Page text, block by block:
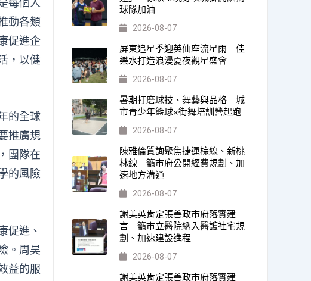
動各類
促進企
，以健
的全球
推廣規
團隊在
的風險
促進、
。周昊
益的服
球隊加油
2026-08-07
屏東追星季迎英仙座流星雨 佳
樂水打造浪漫夏夜觀星盛會
2026-08-07
暑期打磨球技、舞藝與品格 城
市青少年籃球×街舞培訓營起跑
2026-08-07
陳雅倫質詢聚焦捷運棕線、新桃
林線 籲市府公開經費規劃、加
速地方溝通
2026-08-07
謝美英肯定張善政市府落實建
言 籲市立醫院納入醫護社宅規
劃、加速建設進程
2026-08-07
謝美英肯定張善政市府落實建